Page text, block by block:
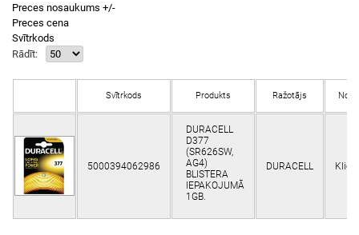
Preces nosaukums +/-
Preces cena
Svītrkods
Rādīt:
Svītrkods Produkts Ražotājs
5000394062986
DURACELL
D377
(SR626SW,
AG4)
BLISTERA
IEPAKOJUMĀ
1GB.
DURACELL